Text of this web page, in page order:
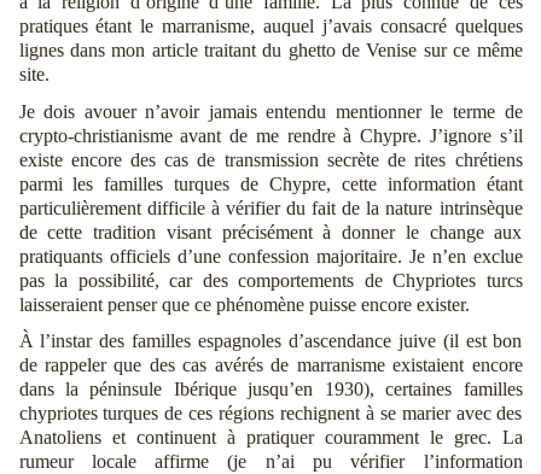
pratiques étant le marranisme, auquel j’avais consacré quelques
lignes dans mon article traitant du ghetto de Venise sur ce même
site.
Je dois avouer n’avoir jamais entendu mentionner le terme de
crypto-christianisme avant de me rendre à Chypre. J’ignore s’il
existe encore des cas de transmission secrète de rites chrétiens
parmi les familles turques de Chypre, cette information étant
particulièrement difficile à vérifier du fait de la nature intrinsèque
de cette tradition visant précisément à donner le change aux
pratiquants officiels d’une confession majoritaire. Je n’en exclue
pas la possibilité, car des comportements de Chypriotes turcs
laisseraient penser que ce phénomène puisse encore exister.
À l’instar des familles espagnoles d’ascendance juive (il est bon
de rappeler que des cas avérés de marranisme existaient encore
dans la péninsule Ibérique jusqu’en 1930), certaines familles
chypriotes turques de ces régions rechignent à se marier avec des
Anatoliens et continuent à pratiquer couramment le grec. La
rumeur locale affirme (je n’ai pu vérifier l’information